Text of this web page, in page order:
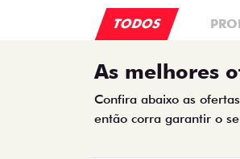
TODOS
As melhores
Confira abaixo as
então corra garantir o